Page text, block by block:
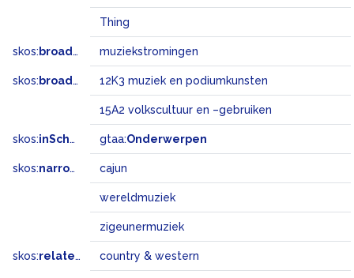
Thing
skos: broader muziekstromingen
skos: broadMatch 12K3 muziek en podiumkunsten
15A2 volkscultuur en –gebruiken
skos:inScheme gtaa:Onderwerpen
skos:narrower cajun
wereldmuziek
zigeunermuziek
skos:related country & western